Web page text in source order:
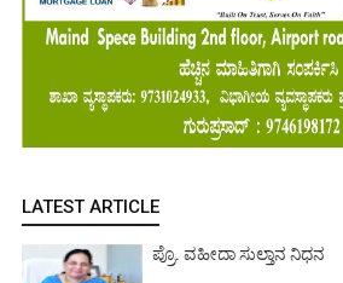
LATEST ARTICLE
ಪ್ರೊ. ವಹೀದಾ ಸುಲ್ತಾನ ನಿಧನ